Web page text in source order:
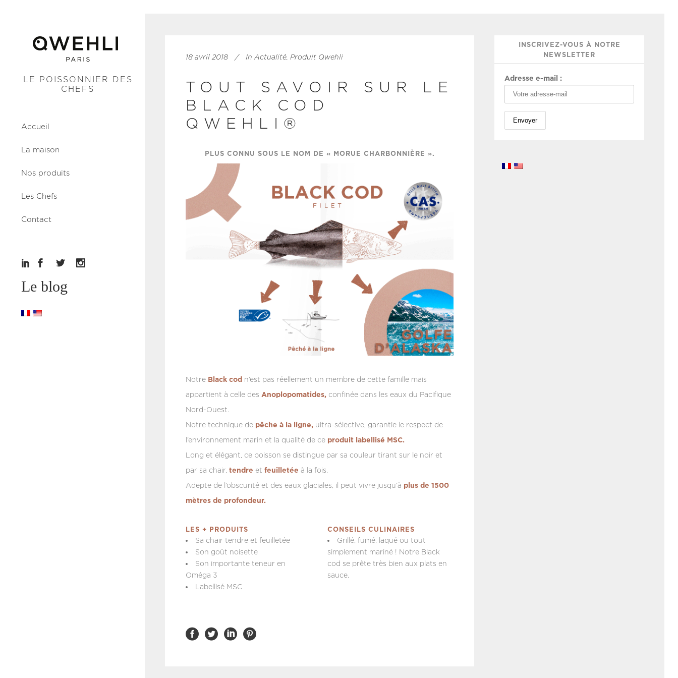
LE POISSONNIER DES
CHEFS
Accueil
La maison
Nos produits
Les Chefs
Contact
Le blog
18 avril 2018 In Actualité Produit Qwehli
TOUT SAVOIR SUR LE
BLACK COD
QWEHLI®
PLUS CONNU SOUS LE NOM DE « MORUE CHARBONNIÈRE ».
Notre Black cod n’est pas réellement un membre de cette famille mais
appartient à celle des Anoplopomatides, confinée dans les eaux du Pacifique
Nord-Ouest.
Notre technique de pêche à la ligne, ultra-sélective, garantie le respect de
l’environnement marin et la qualité de ce produit labellisé MSC.
Long et élégant, ce poisson se distingue par sa couleur tirant sur le noir et
par sa chair, tendre et feuilletée à la fois.
Adepte de l’obscurité et des eaux glaciales, il peut vivre jusqu’à plus de 1500
mètres de profondeur.
LES + PRODUITS
Sa chair tendre et feuilletée
Son goût noisette
Son importante teneur en
Oméga 3
Labellisé MSC
CONSEILS CULINAIRES
Grillé, fumé, laqué ou tout
simplement mariné ! Notre Black
cod se prête très bien aux plats en
sauce.
INSCRIVEZ-VOUS À NOTRE
NEWSLETTER
Adresse e-mail :